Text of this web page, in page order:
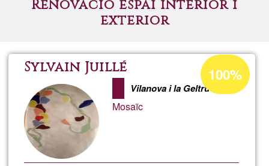
navigation
Renovació espai interior i
exterior
Sylvain Juillé
Vilanova i la Geltrú
Mosaïc
Pourcentage
d'acceptation
de
100%